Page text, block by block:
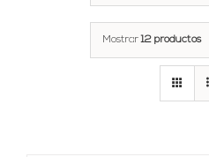
Mostrar12 productos